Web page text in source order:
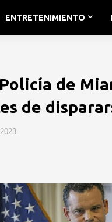
ENTRETENIMIENTO
de
de